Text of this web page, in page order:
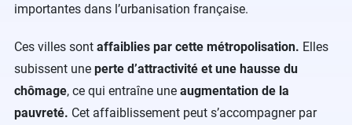
importantes dans l’urbanisation française.
Ces villes sont affaiblies par cette métropolisation. Elles
subissent une perte d’attractivité et une hausse du
chômage, ce qui entraîne une augmentation de la
pauvreté. Cet affaiblissement peut s’accompagner par